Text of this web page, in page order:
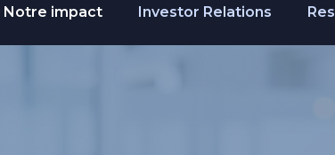
Notre impact Investor Relations